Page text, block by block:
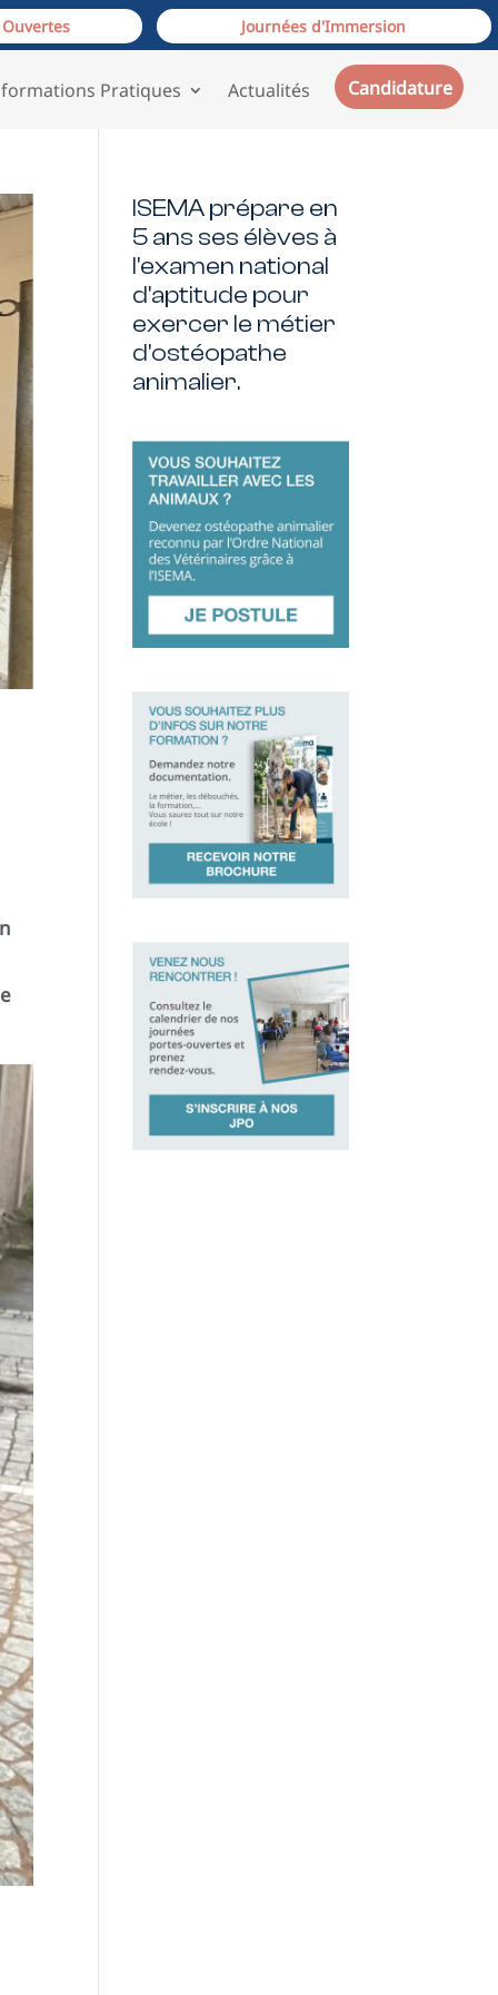
Journées d'Immersion
Pratiques Actualités Candidature
ISEMA prépare en
5 ans ses élèves à
l'examen national
d'aptitude pour
exercer le métier
d'ostéopathe
animalier.